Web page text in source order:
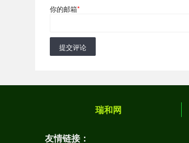
你的邮箱*
提交评论
瑞和网
友情链接：